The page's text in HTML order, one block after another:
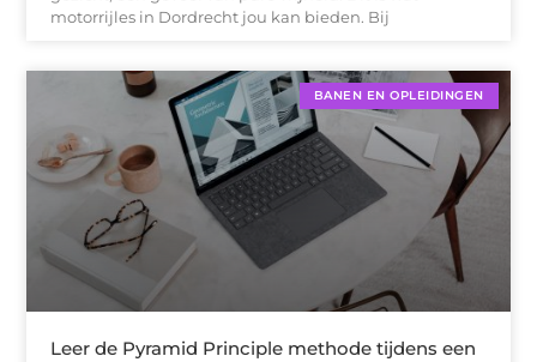
motorrijles in Dordrecht jou kan bieden. Bij
BANEN EN OPLEIDINGEN
Leer de Pyramid Principle methode tijdens een